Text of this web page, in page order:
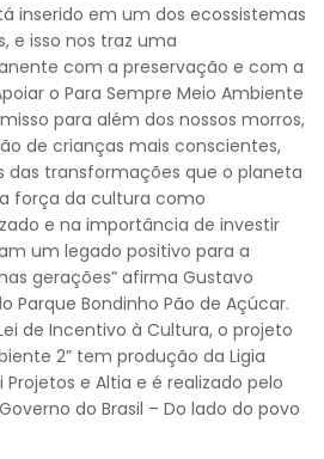
inserido em um dos ecossistemas
e isso nos traz uma
com a preservação e com a
o Para Sempre Meio Ambiente
para além dos nossos morros,
de crianças mais conscientes,
das transformações que o planeta
força da cultura como
e na importância de investir
um legado positivo para a
gerações” afirma Gustavo
Parque Bondinho Pão de Açúcar.
de Incentivo à Cultura, o projeto
2” tem produção da Ligia
e Altia e é realizado pelo
do Brasil – Do lado do povo